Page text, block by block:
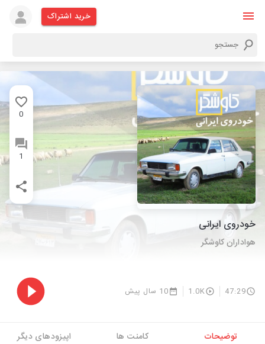
خرید اشتراک
0
1
خودروی ایرانی
هواداران کاوشگر
47:29
1.0K 10 سال پیش
توضیحات کامنت ها اپیزودهای دیگر